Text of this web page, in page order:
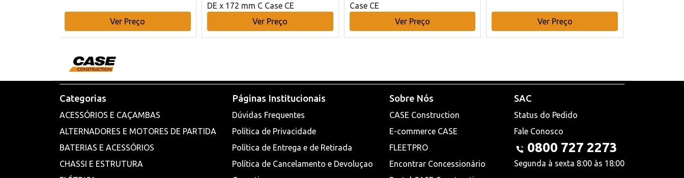
Ver Preço
DE x 172 mm C Case CE
Ver Preço
Case CE
Ver Preço
Ver Preço
Categorias
ACESSÓRIOS E CAÇAMBAS
ALTERNADORES E MOTORES DE PARTIDA
BATERIAS E ACESSÓRIOS
CHASSI E ESTRUTURA
Páginas Institucionais
Dúvidas Frequentes
Política de Privacidade
Política de Entrega e de Retirada
Política de Cancelamento e Devoluçao
Sobre Nós
CASE Construction
E-commerce CASE
FLEETPRO
Encontrar Concessionário
SAC
Status do Pedido
Fale Conosco
0800 727 2273
Segunda à sexta 8:00 às 18:00